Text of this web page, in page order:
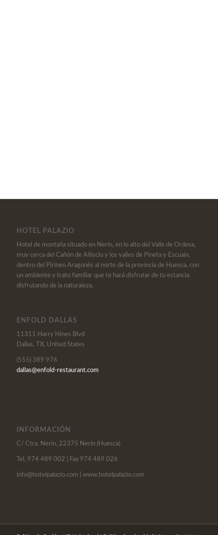
HOTEL PALAZIO
Hotel de montaña situado en Nerín, en lo alto del Valle de Ordesa,
muy cerca del Cañón de Añisclo y los valles de Pineta y Escuain,
dentro del Pirineo Aragonés al norte de la provincia de Huesca, con
un ambiente y trato familiar que te hará disfrutar de tu estancia
disfrutando de la naturaleza.
ENFOLD DALLAS
11311 Harry Hines Blvd
Dallas, TX, United States
(555) 389 976
dallas@enfold-restaurant.com
INFORMACIÓN
C/ Ctra. Nerín, 22375 Nerín (Huesca)
Tel. 974 489 002 | Fax 974 489 026
info@hotelpalazio.com | www.hotelpalazio.com